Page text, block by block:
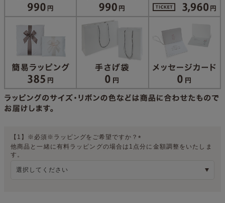
【1】※必須※ラッピングをご希望ですか？
(
他商品と一緒に有料ラッピングの場合は1点分に金額調整をいたしま
す。